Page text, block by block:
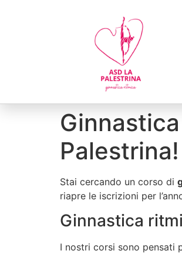
Palestrina!
Stai cercando un corso di
riapre le iscrizioni per
Ginnastica
I nostri corsi sono pensati